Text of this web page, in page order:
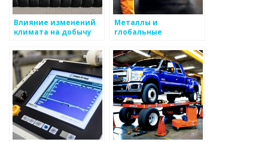
Влияние изменений
климата на добычу
Металлы и
глобальные
влияние и решения